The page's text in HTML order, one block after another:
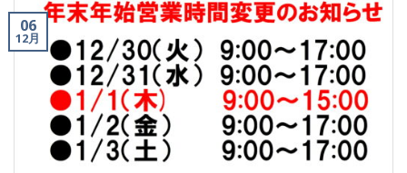
06
12月